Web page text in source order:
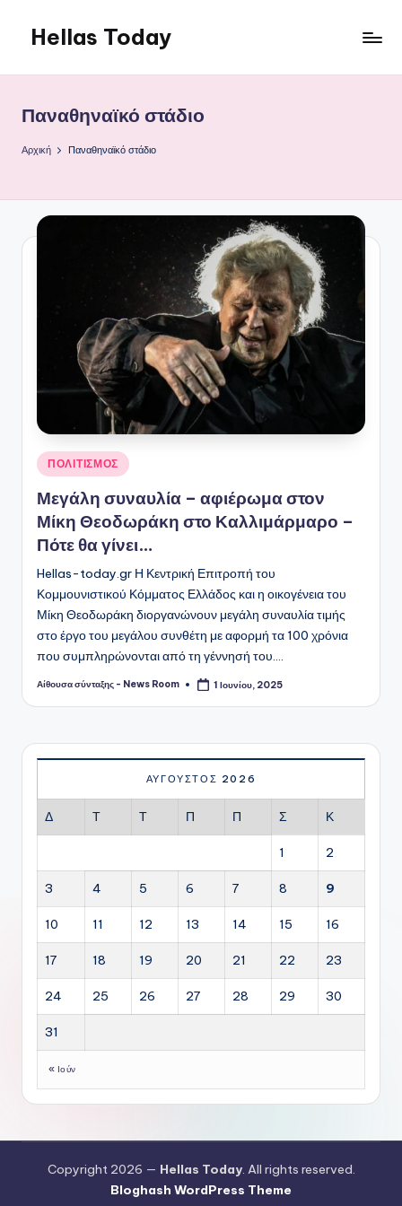
Μετάβαση
περιεχόμενο
Hellas Today
Παναθηναϊκό στάδιο
Αρχική Παναθηναϊκό στάδιο
Αναρτήθηκε
σε
ΠΟΛΙΤΙΣΜΟΣ
Μεγάλη συναυλία – αφιέρωμα στον
Μίκη Θεοδωράκη στο Καλλιμάρμαρο –
Πότε θα γίνει…
Hellas-today.gr Η Κεντρική Επιτροπή του
Κομμουνιστικού Κόμματος Ελλάδος και η οικογένεια του
Μίκη Θεοδωράκη διοργανώνουν μεγάλη συναυλία τιμής
στο έργο του μεγάλου συνθέτη με αφορμή τα 100 χρόνια
που συμπληρώνονται από τη γέννησή του.…
Συγγραφέας:
Αίθουσα σύνταξης - News Room 1 Ιουνίου, 2025
ΑΎΓΟΥΣΤΟΣ 2026
Δ Τ Τ Π Π Σ Κ
1 2
3 4 5 6 7 8 9
10 11 12 13 14 15 16
17 18 19 20 21 22 23
24 25 26 27 28 29 30
31
« Ιούν
Copyright 2026 — Hellas Today. All rights reserved.
Bloghash WordPress Theme